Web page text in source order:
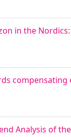
in the
compensating
Analysis of